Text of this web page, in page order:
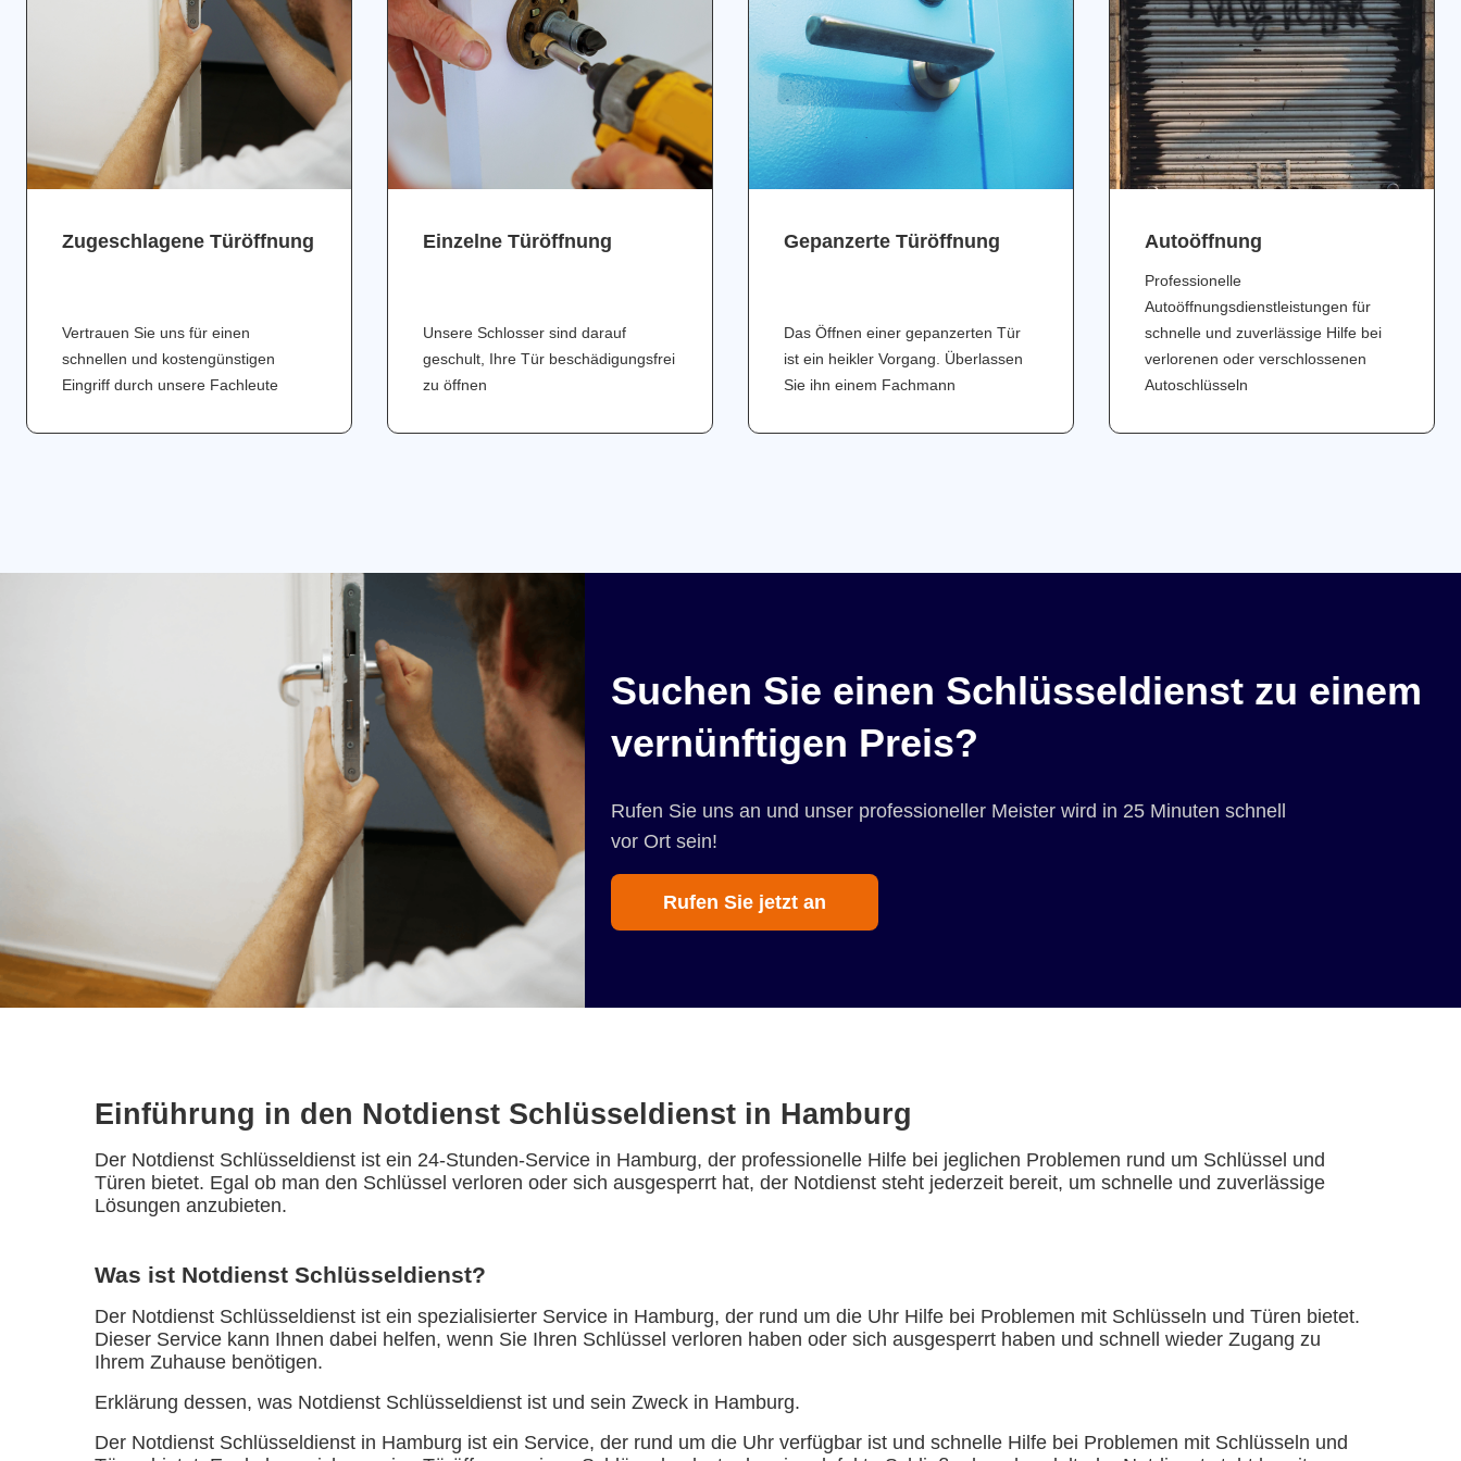
Zugeschlagene Türöffnung
Vertrauen Sie uns für einen
schnellen und kostengünstigen
Eingriff durch unsere Fachleute
Einzelne Türöffnung
Unsere Schlosser sind darauf
geschult, Ihre Tür beschädigungsfrei
zu öffnen
Gepanzerte Türöffnung
Das Öffnen einer gepanzerten Tür
ist ein heikler Vorgang. Überlassen
Sie ihn einem Fachmann
Аutoöffnung
Professionelle
Autoöffnungsdienstleistungen für
schnelle und zuverlässige Hilfe bei
verlorenen oder verschlossenen
Autoschlüsseln
Suchen Sie einen Schlüsseldienst zu einem
vernünftigen Preis?
Rufen Sie uns an und unser professioneller Meister wird in 25 Minuten schnell
vor Ort sein!
Rufen Sie jetzt an
Einführung in den Notdienst Schlüsseldienst in Hamburg
Der Notdienst Schlüsseldienst ist ein 24-Stunden-Service in Hamburg, der professionelle Hilfe bei jeglichen Problemen rund um Schlüssel und
Türen bietet. Egal ob man den Schlüssel verloren oder sich ausgesperrt hat, der Notdienst steht jederzeit bereit, um schnelle und zuverlässige
Lösungen anzubieten.
Was ist Notdienst Schlüsseldienst?
Der Notdienst Schlüsseldienst ist ein spezialisierter Service in Hamburg, der rund um die Uhr Hilfe bei Problemen mit Schlüsseln und Türen bietet.
Dieser Service kann Ihnen dabei helfen, wenn Sie Ihren Schlüssel verloren haben oder sich ausgesperrt haben und schnell wieder Zugang zu
Ihrem Zuhause benötigen.
Erklärung dessen, was Notdienst Schlüsseldienst ist und sein Zweck in Hamburg.
Der Notdienst Schlüsseldienst in Hamburg ist ein Service, der rund um die Uhr verfügbar ist und schnelle Hilfe bei Problemen mit Schlüsseln und